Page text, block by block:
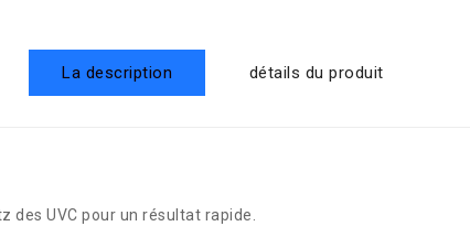
La description détails du produit
UVC pour un résultat rapide.